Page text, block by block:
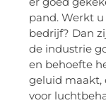
pand. Werkt
bedrijf? Dan
de industrie
en behoefte
geluid maakt,
voor